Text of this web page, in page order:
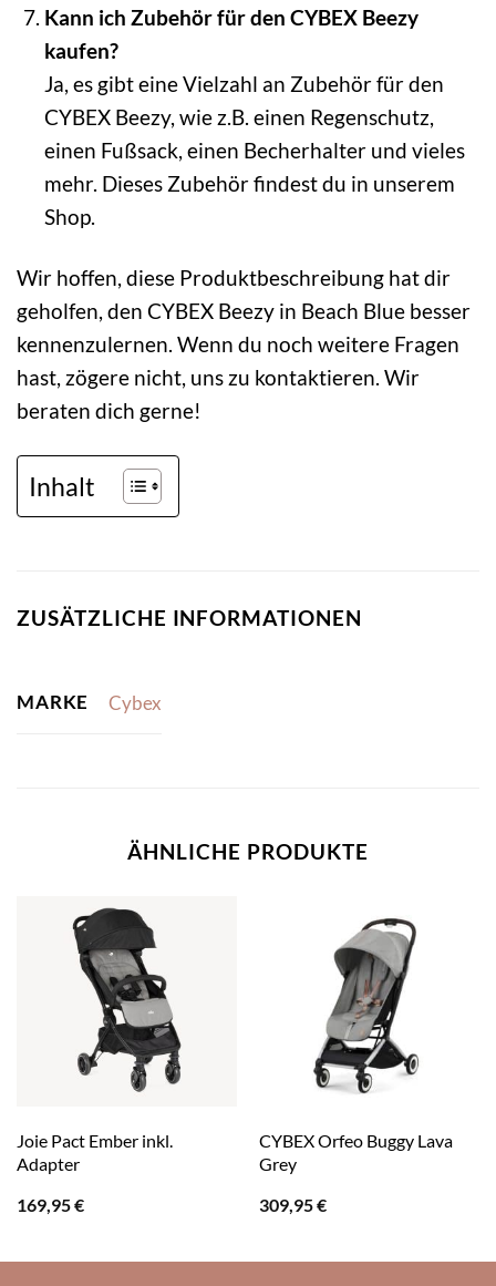
Kann ich Zubehör für den CYBEX Beezy
kaufen?
Ja, es gibt eine Vielzahl an Zubehör für den
CYBEX Beezy, wie z.B. einen Regenschutz,
einen Fußsack, einen Becherhalter und vieles
mehr. Dieses Zubehör findest du in unserem
Shop.
Wir hoffen, diese Produktbeschreibung hat dir
geholfen, den CYBEX Beezy in Beach Blue besser
kennenzulernen. Wenn du noch weitere Fragen
hast, zögere nicht, uns zu kontaktieren. Wir
beraten dich gerne!
Inhalt
ZUSÄTZLICHE INFORMATIONEN
MARKE Cybex
ÄHNLICHE PRODUKTE
Joie Pact Ember inkl.
Adapter
169,95€
CYBEX Orfeo Buggy Lava
Grey
309,95€